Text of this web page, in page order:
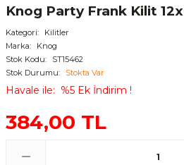
Knog Party Frank Kilit
Kategori
Kilitler
Marka
Knog
Stok Kodu
ST15462
Stok Durumu
Stokta Var
Havale ile %5 Ek İndirim !
384,00 TL